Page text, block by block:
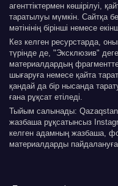
агенттіктермен көшірілуі,
таратылуы мүмкін. Сайтқа
мәтінінің бірінші немесе
Кез келген ресурстарда,
түрінде де, "Эксклюзив"
материалдардың
шығаруға немесе қайта
қандай да бір нысанда
ғана рұқсат етіледі.
Тыйым салынады:
жазбаша рұқсатынсыз
келген адамның жазбаша,
материалдарды пайдалануға.